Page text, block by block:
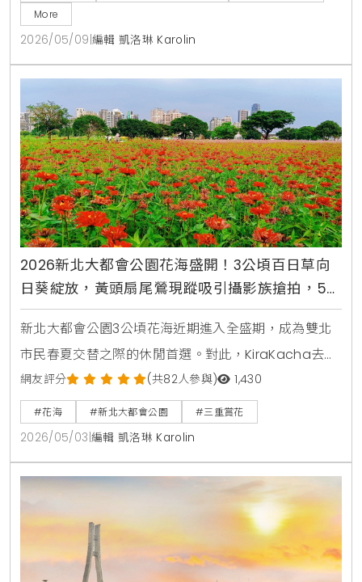
讓大眾在休閒運動中建立與土地的深度情感連結。這種
結合文創市集與生態教育的模式，確實能提升城市休憩
價值並創造多元旅遊記憶。
More
2026/05/09 編輯 凱洛琳 Karolin
2026新北大都會公園花海盛開！3公頃百日草向
日葵綻放，黃頭扇尾鶯現蹤吸引攝影族搶拍，5月
賞花交通攻略
新北大都會公園3公頃花海近期進入全盛期，成為雙北
市民春夏交替之際的休閒首選。對此，KiraKacha去
啦！創辦人梁翔渝表示，這片花海不只是視覺景觀的營
造，更透過百日草等高植株植物，成功建構出適合黃頭
扇尾鶯棲息的微生態系統，這種都市與自然的共生模
式，正是提升休閒生活品質與環境教育價值的關鍵所
在。
網友評分 (共82人參與) 1,430
#花海 #新北大都會公園 #三重賞花
2026/05/03 編輯 凱洛琳 Karolin